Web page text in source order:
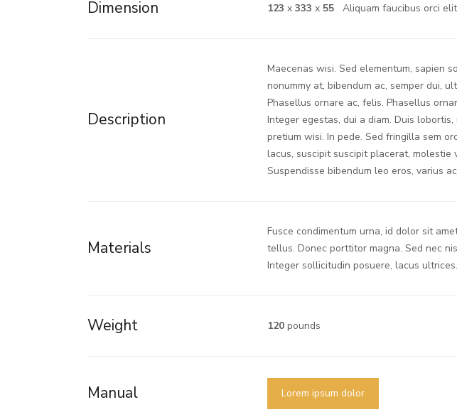
Dimension 123 x 333 x 55 Aliquam faucibus orci elit
Description
Maecenas wisi. Sed elementum, sapien
nonummy at, bibendum ac, semper dui,
Phasellus ornare ac, felis. Phasellus
Integer egestas, dui a diam. Duis
pretium wisi. In pede. Sed fringilla sem
lacus, suscipit suscipit placerat, molestie
Suspendisse bibendum leo eros, varius
Materials
Fusce condimentum urna, id dolor sit
tellus. Donec porttitor magna. Sed nec
Integer sollicitudin posuere, lacus ultrices.
Weight 120 pounds
Manual Lorem ipsum dolor